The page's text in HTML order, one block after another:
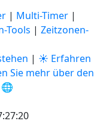
| Multi-Timer |
Tools | Zeitzonen-
| ☀️ Erfahren
Sie mehr über den
🌐